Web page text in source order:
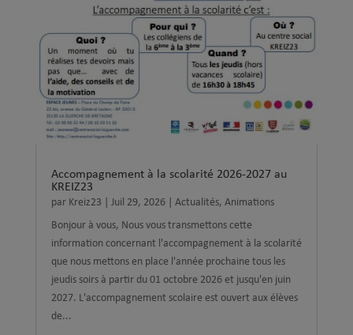
Accompagnement à la scolarité 2026-2027 au
KREIZ23
par Kreiz23 Juil 29, 2026| Actualités, Animations
Bonjour à vous, Nous vous transmettons cette
information concernant l'accompagnement à la scolarité
que nous mettons en place l'année prochaine tous les
jeudis soirs à partir du 01 octobre 2026 et jusqu'en juin
2027. L'accompagnement scolaire est ouvert aux élèves
de...